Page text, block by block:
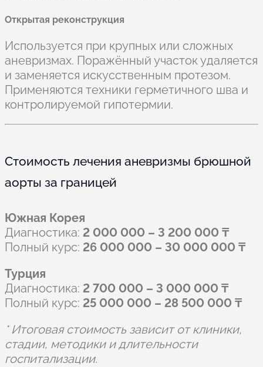
Открытая реконструкция
Используется при крупных или сложных
аневризмах. Поражённый участок удаляется
и заменяется искусственным протезом.
Применяются техники герметичного шва и
контролируемой гипотермии.
Стоимость лечения аневризмы брюшной
аорты за границей
Южная Корея
Диагностика: 2 000 000 – 3 200 000 ₸
Полный курс: 26 000 000 – 30 000 000 ₸
Турция
Диагностика: 2 700 000 – 3 000 000 ₸
Полный курс: 25 000 000 – 28 500 000 ₸
* Итоговая стоимость зависит от клиники,
стадии, методики и длительности
госпитализации.